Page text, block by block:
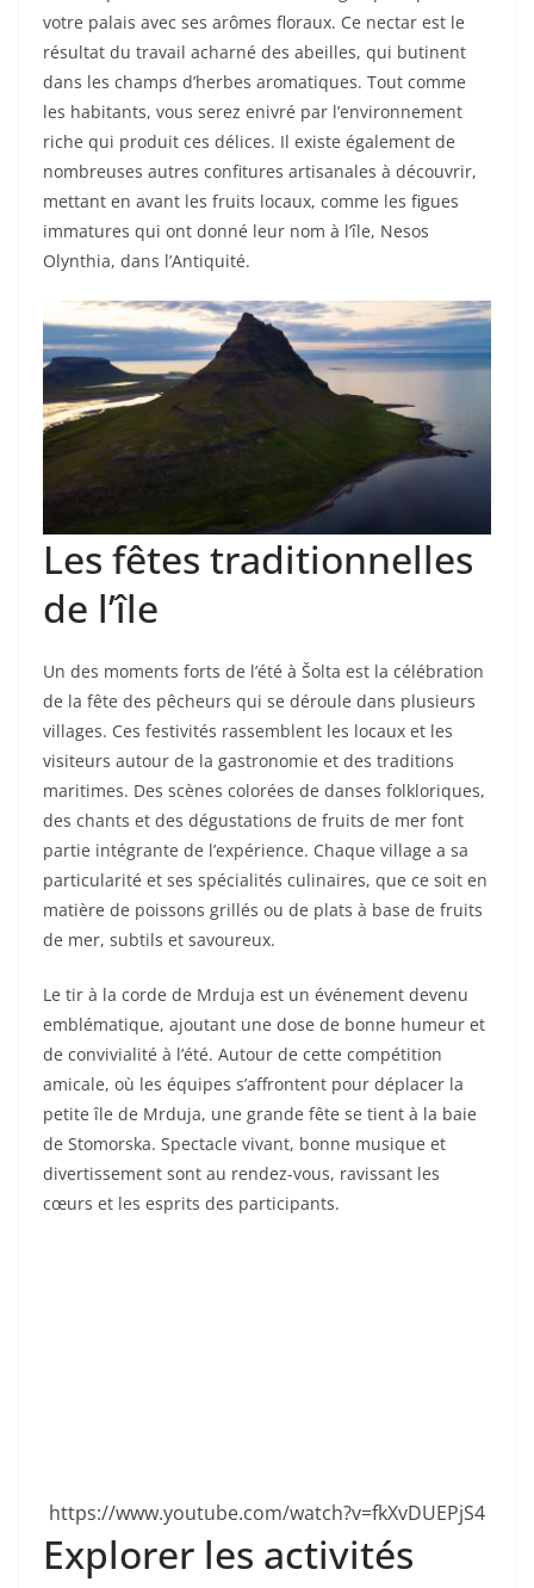
votre palais avec ses arômes floraux. Ce nectar est le
résultat du travail acharné des abeilles, qui butinent
dans les champs d’herbes aromatiques. Tout comme
les habitants, vous serez enivré par l’environnement
riche qui produit ces délices. Il existe également de
nombreuses autres confitures artisanales à découvrir,
mettant en avant les fruits locaux, comme les figues
immatures qui ont donné leur nom à l’île, Nesos
Olynthia, dans l’Antiquité.
Les fêtes traditionnelles
de l’île
Un des moments forts de l’été à Šolta est la célébration
de la fête des pêcheurs qui se déroule dans plusieurs
villages. Ces festivités rassemblent les locaux et les
visiteurs autour de la gastronomie et des traditions
maritimes. Des scènes colorées de danses folkloriques,
des chants et des dégustations de fruits de mer font
partie intégrante de l’expérience. Chaque village a sa
particularité et ses spécialités culinaires, que ce soit en
matière de poissons grillés ou de plats à base de fruits
de mer, subtils et savoureux.
Le tir à la corde de Mrduja est un événement devenu
emblématique, ajoutant une dose de bonne humeur et
de convivialité à l’été. Autour de cette compétition
amicale, où les équipes s’affrontent pour déplacer la
petite île de Mrduja, une grande fête se tient à la baie
de Stomorska. Spectacle vivant, bonne musique et
divertissement sont au rendez-vous, ravissant les
cœurs et les esprits des participants.
https://www.youtube.com/watch?v=fkXvDUEPjS4
Explorer les activités